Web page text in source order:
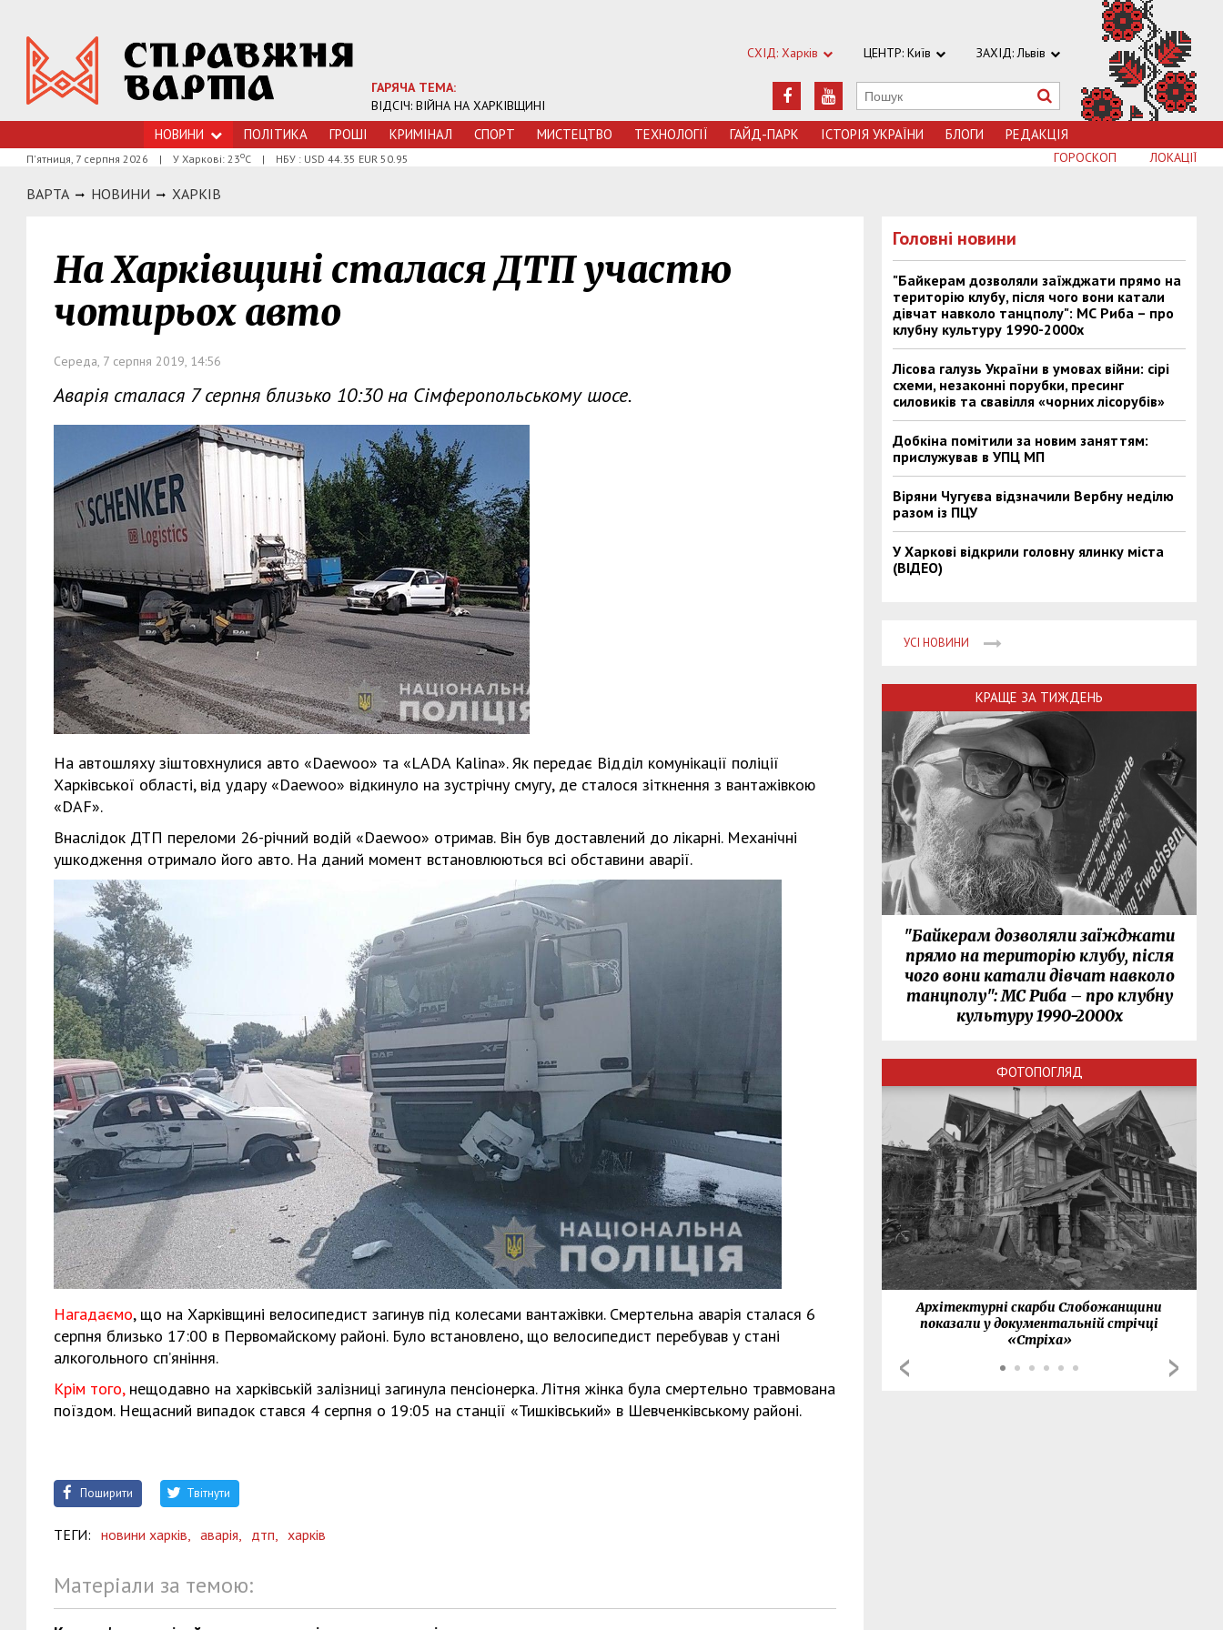
ГАРЯЧА ТЕМА:
ВІДСІЧ: ВІЙНА НА ХАРКІВЩИНІ
СХІД: Харків ЦЕНТР: Київ ЗАХІД: Львів
НОВИНИ ПОЛІТИКА ГРОШI КРИМIНАЛ СПОРТ МИСТЕЦТВО ТЕХНОЛОГIЇ ГАЙД-ПАРК ІСТОРІЯ УКРАЇНИ БЛОГИ РЕДАКЦІЯ
П'ятниця, 7 серпня 2026 | У Харкові: 23оС | НБУ : USD 44.35 EUR 50.95 ЛОКАЦІЇ
ГОРОСКОП
ВАРТА НОВИНИ ХАРКIВ
На Харківщині сталася ДТП участю
чотирьох авто
Середа, 7 серпня 2019, 14:56
Аварія сталася 7 серпня близько 10:30 на Сімферопольському шосе.
На автошляху зіштовхнулися авто «Daewoo» та «LADA Kalina». Як передає Відділ комунікації поліції
Харківської області, від удару «Daewoo» відкинуло на зустрічну смугу, де сталося зіткнення з вантажівкою
«DAF».
Внаслідок ДТП переломи 26-річний водій «Daewoo» отримав. Він був доставлений до лікарні. Механічні
ушкодження отримало його авто. На даний момент встановлюються всі обставини аварії.
Нагадаємо, що на Харківщині велосипедист загинув під колесами вантажівки. Смертельна аварія сталася 6
серпня близько 17:00 в Первомайскому районі. Було встановлено, що велосипедист перебував у стані
алкогольного сп’яніння.
Крім того,нещодавно на харківській залізниці загинула пенсіонерка. Літня жінка була смертельно травмована
поїздом. Нещасний випадок стався 4 серпня о 19:05 на станції «Тишківський» в Шевченківському районі.
Поширити Твітнути
ТЕГИ: новини харків, аварія, дтп, харків
Матеріали за темою:
Головні новини
"Байкерам дозволяли заїжджати прямо на
територію клубу, після чого вони катали
дівчат навколо танцполу": МС Риба – про
клубну культуру 1990-2000х
Лісова галузь України в умовах війни: сірі
схеми, незаконні порубки, пресинг
силовиків та свавілля «чорних лісорубів»
Добкіна помітили за новим заняттям:
прислужував в УПЦ МП
Віряни Чугуєва відзначили Вербну неділю
разом із ПЦУ
У Харкові відкрили головну ялинку міста
(ВІДЕО)
УСІ НОВИНИ
КРАЩЕ ЗА ТИЖДЕНЬ
"Байкерам дозволяли заїжджати
прямо на територію клубу, після
чого вони катали дівчат навколо
танцполу": МС Риба – про клубну
культуру 1990-2000х
ФОТОПОГЛЯД
Харковом ширяться добрі вчинки
Архітектурні скарби Слобожанщини
показали у документальній стрічці
«Стріха»